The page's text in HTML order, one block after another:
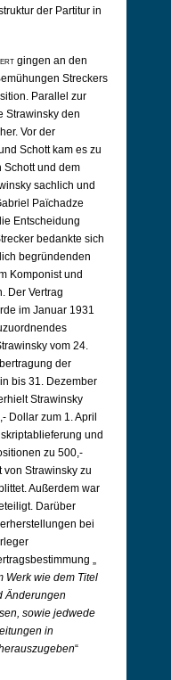
der Partitur in
gingen an den
Streckers
Parallel zur
Strawinsky den
Vor der
Schott kam es zu
Schott und dem
sachlich und
Païchadze
Entscheidung
bedankte sich
begründenden
Komponist und
Der Vertrag
im Januar 1931
vom 24.
der
bis 31. Dezember
Strawinsky
Dollar zum 1. April
und
zu 500,-
von Strawinsky zu
Außerdem war
Darüber
bei
„
Werk wie dem Titel
Änderungen
sowie jedwede
in
“